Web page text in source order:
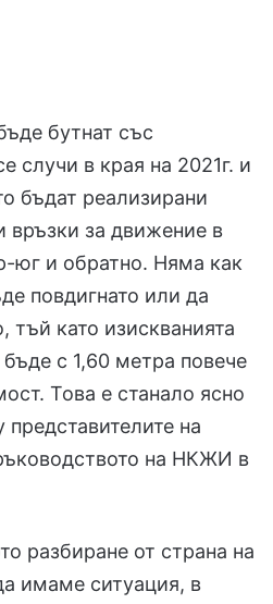
бутнат със
случи в края на 2021г. и
бъдат реализирани
връзки за движение в
юг и обратно. Няма как
повдигнато или да
тъй като изискванията
с 1,60 метра повече
Това е станало ясно
на
на НКЖИ в
разбиране от страна на
имаме ситуация, в